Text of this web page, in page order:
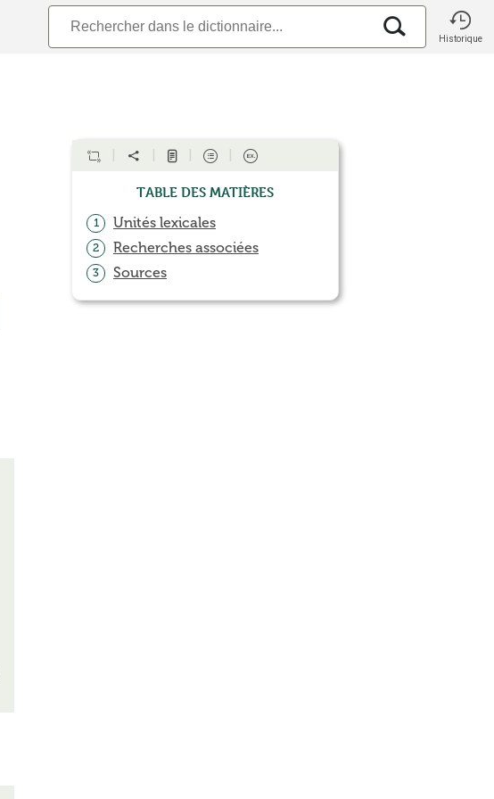
Historique
Table des matières
1 Unités lexicales
2 Recherches associées
3 Sources